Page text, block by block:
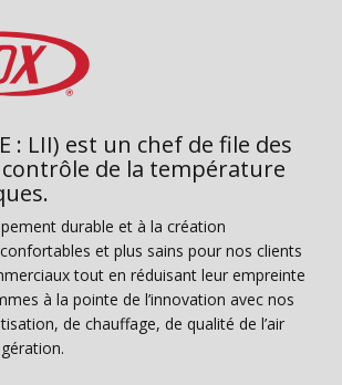
: LII) est un chef de file des
de la température
durable et à la création
et plus sains pour nos clients
tout en réduisant leur empreinte
à la pointe de l’innovation avec nos
de chauffage, de qualité de l’air